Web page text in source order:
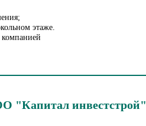
этаже.
"Капитал инвестстрой"